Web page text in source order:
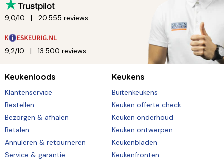
9,0/10 20.555 reviews
9,2/10 13.500 reviews
Keukenloods
Klantenservice
Bestellen
Bezorgen & afhalen
Betalen
Annuleren & retourneren
Service & garantie
Keukens
Buitenkeukens
Keuken offerte check
Keuken onderhoud
Keuken ontwerpen
Keukenbladen
Keukenfronten